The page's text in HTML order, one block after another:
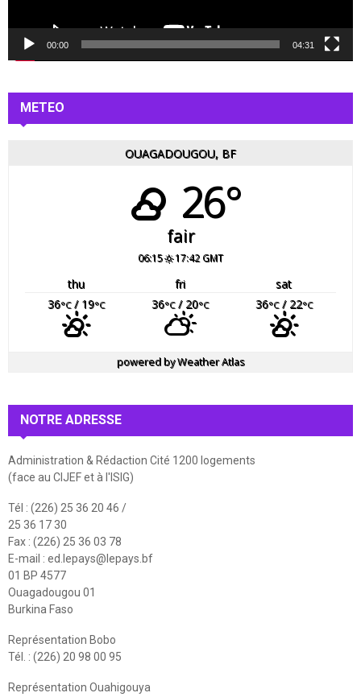
d
o
00:00 04:31
METEO
OUAGADOUGOU, BF
26°
fair
06:15 17:42 GMT
thu fri
sat
36°C/ 19°C 36°C/ 20°C 36°C/ 22°C
powered byWeather Atlas
NOTRE ADRESSE
Administration & Rédaction Cité 1200 logements
(face au CIJEF et à l'ISIG)
Tél : (226) 25 36 20 46 /
25 36 17 30
Fax : (226) 25 36 03 78
E-mail : ed.lepays@lepays.bf
01 BP 4577
Ouagadougou 01
Burkina Faso
Représentation Bobo
Tél. : (226) 20 98 00 95
Représentation Ouahigouya